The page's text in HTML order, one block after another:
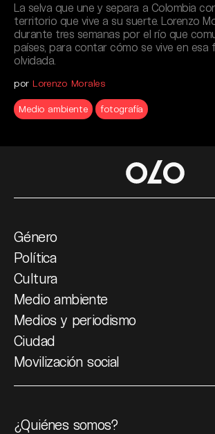
La selva que une y separa a Colombia
territorio que vive a su suerte. Lorenzo
durante tres semanas por el río que
países, para contar cómo se vive en esa
olvidada.
por Lorenzo Morales
Medio ambiente fotografía
Género
Política
Cultura
Medio ambiente
Medios y periodismo
Ciudad
Movilización social
¿Quiénes somos?